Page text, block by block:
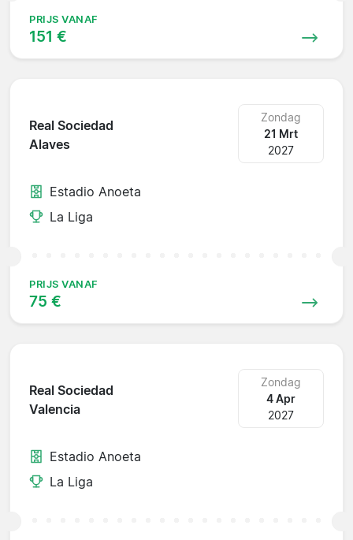
PRIJS VANAF
151 €
Real Sociedad
Alaves
Zondag
21 Mrt
2027
Estadio Anoeta
La Liga
PRIJS VANAF
75 €
Real Sociedad
Valencia
Zondag
4 Apr
2027
Estadio Anoeta
La Liga